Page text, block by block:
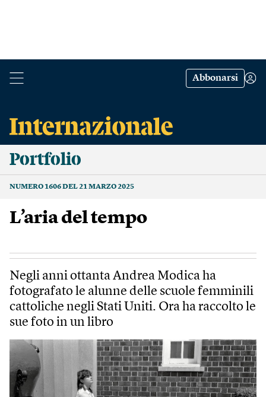
Abbonarsi
Portfolio
NUMERO 1606 DEL 21 MARZO 2025
L’aria del tempo
Negli anni ottanta Andrea Modica ha
fotografato le alunne delle scuole femminili
cattoliche negli Stati Uniti. Ora ha raccolto le
sue foto in un libro